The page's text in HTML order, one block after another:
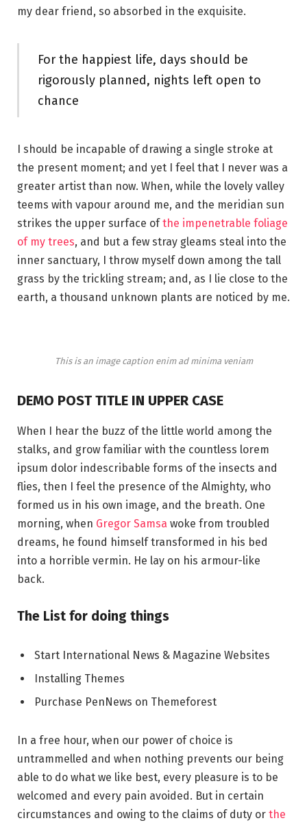
my dear friend, so absorbed in the exquisite.
For the happiest life, days should be
rigorously planned, nights left open to
chance
I should be incapable of drawing a single stroke at
the present moment; and yet I feel that I never was a
greater artist than now. When, while the lovely valley
teems with vapour around me, and the meridian sun
strikes the upper surface ofthe impenetrable foliage
of my trees, and but a few stray gleams steal into the
inner sanctuary, I throw myself down among the tall
grass by the trickling stream; and, as I lie close to the
earth, a thousand unknown plants are noticed by me.
This is an image caption enim ad minima veniam
DEMO POST TITLE IN UPPER CASE
When I hear the buzz of the little world among the
stalks, and grow familiar with the countless lorem
ipsum dolor indescribable forms of the insects and
flies, then I feel the presence of the Almighty, who
formed us in his own image, and the breath. One
morning, when Gregor Samsa woke from troubled
dreams, he found himself transformed in his bed
into a horrible vermin. He lay on his armour-like
back.
The List for doing things
Start International News & Magazine Websites
Installing Themes
Purchase PenNews on Themeforest
In a free hour, when our power of choice is
untrammelled and when nothing prevents our being
able to do what we like best, every pleasure is to be
welcomed and every pain avoided. But in certain
circumstances and owing to the claims of duty or the